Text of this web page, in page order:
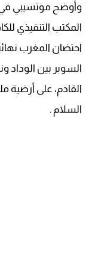
وأوضح موتسيبي
المكتب التنفيذي
احتضان المغرب
السوبر بين
القادم، على أرضية
السلام .